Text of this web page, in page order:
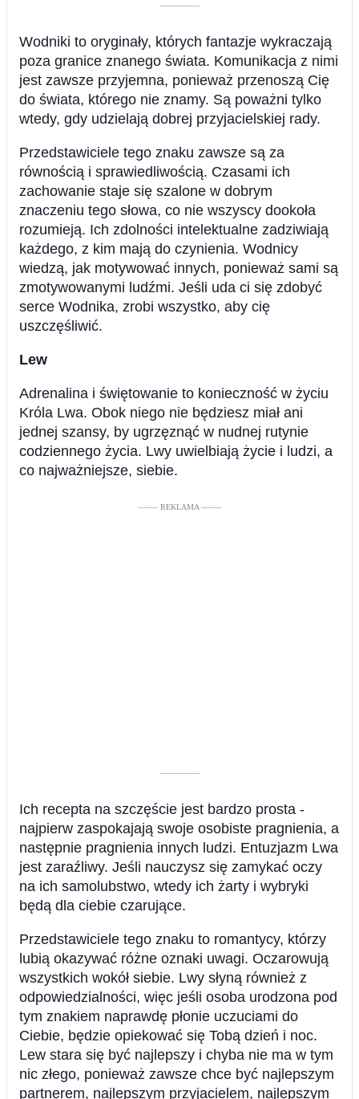
––––––––––
Wodniki to oryginały, których fantazje wykraczają
poza granice znanego świata. Komunikacja z nimi
jest zawsze przyjemna, ponieważ przenoszą Cię
do świata, którego nie znamy. Są poważni tylko
wtedy, gdy udzielają dobrej przyjacielskiej rady.
Przedstawiciele tego znaku zawsze są za
równością i sprawiedliwością. Czasami ich
zachowanie staje się szalone w dobrym
znaczeniu tego słowa, co nie wszyscy dookoła
rozumieją. Ich zdolności intelektualne zadziwiają
każdego, z kim mają do czynienia. Wodnicy
wiedzą, jak motywować innych, ponieważ sami są
zmotywowanymi ludźmi. Jeśli uda ci się zdobyć
serce Wodnika, zrobi wszystko, aby cię
uszczęśliwić.
Lew
Adrenalina i świętowanie to konieczność w życiu
Króla Lwa. Obok niego nie będziesz miał ani
jednej szansy, by ugrzęznąć w nudnej rutynie
codziennego życia. Lwy uwielbiają życie i ludzi, a
co najważniejsze, siebie.
––––– REKLAMA –––––
––––––––––
Ich recepta na szczęście jest bardzo prosta -
najpierw zaspokajają swoje osobiste pragnienia, a
następnie pragnienia innych ludzi. Entuzjazm Lwa
jest zaraźliwy. Jeśli nauczysz się zamykać oczy
na ich samolubstwo, wtedy ich żarty i wybryki
będą dla ciebie czarujące.
Przedstawiciele tego znaku to romantycy, którzy
lubią okazywać różne oznaki uwagi. Oczarowują
wszystkich wokół siebie. Lwy słyną również z
odpowiedzialności, więc jeśli osoba urodzona pod
tym znakiem naprawdę płonie uczuciami do
Ciebie, będzie opiekować się Tobą dzień i noc.
Lew stara się być najlepszy i chyba nie ma w tym
nic złego, ponieważ zawsze chce być najlepszym
partnerem, najlepszym przyjacielem, najlepszym